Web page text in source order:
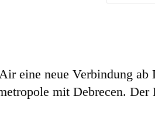
eine neue Verbindung
mit Debrecen.